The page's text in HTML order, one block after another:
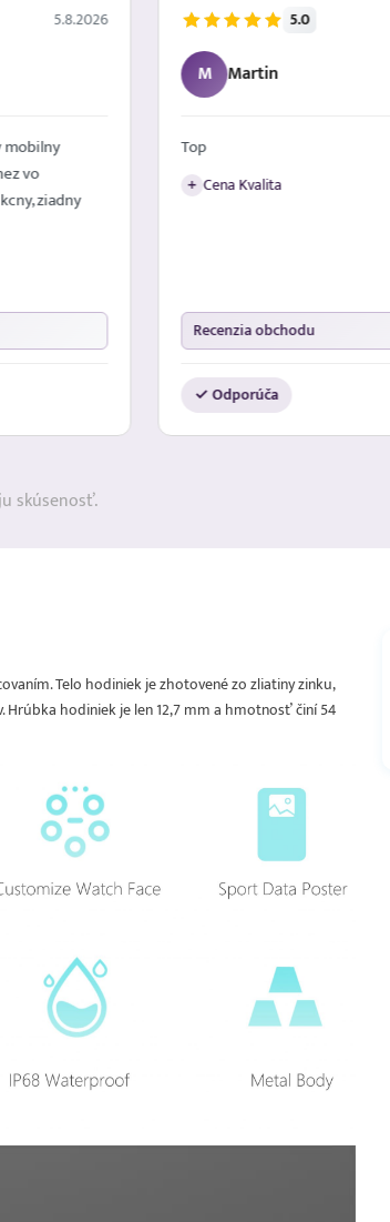
5.8.2026
mobilny
vo
ziadny
5.0
M Martin
Top
+ Cena Kvalita
Recenzia obchodu
✓ Odporúča
skúsenosť.
Telo hodiniek je zhotovené zo zliatiny zinku,
hodiniek je len 12,7 mm a hmotnosť činí 54